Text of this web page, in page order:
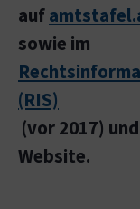
auf
sowie im
(RIS)
(vor 2017)
Website.